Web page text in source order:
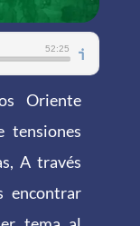
Oriente
tensiones
A través
encontrar